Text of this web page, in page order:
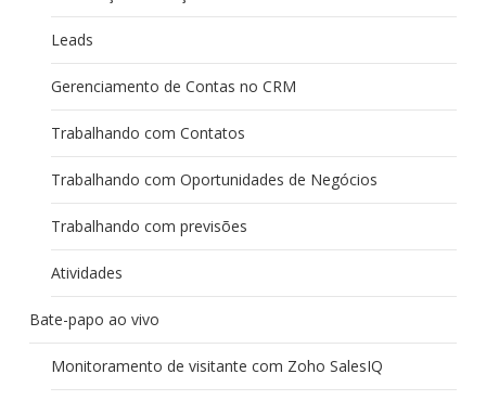
Leads
Gerenciamento de Contas no CRM
Trabalhando com Contatos
Trabalhando com Oportunidades de Negócios
Trabalhando com previsões
Atividades
Bate-papo ao vivo
Monitoramento de visitante com Zoho SalesIQ